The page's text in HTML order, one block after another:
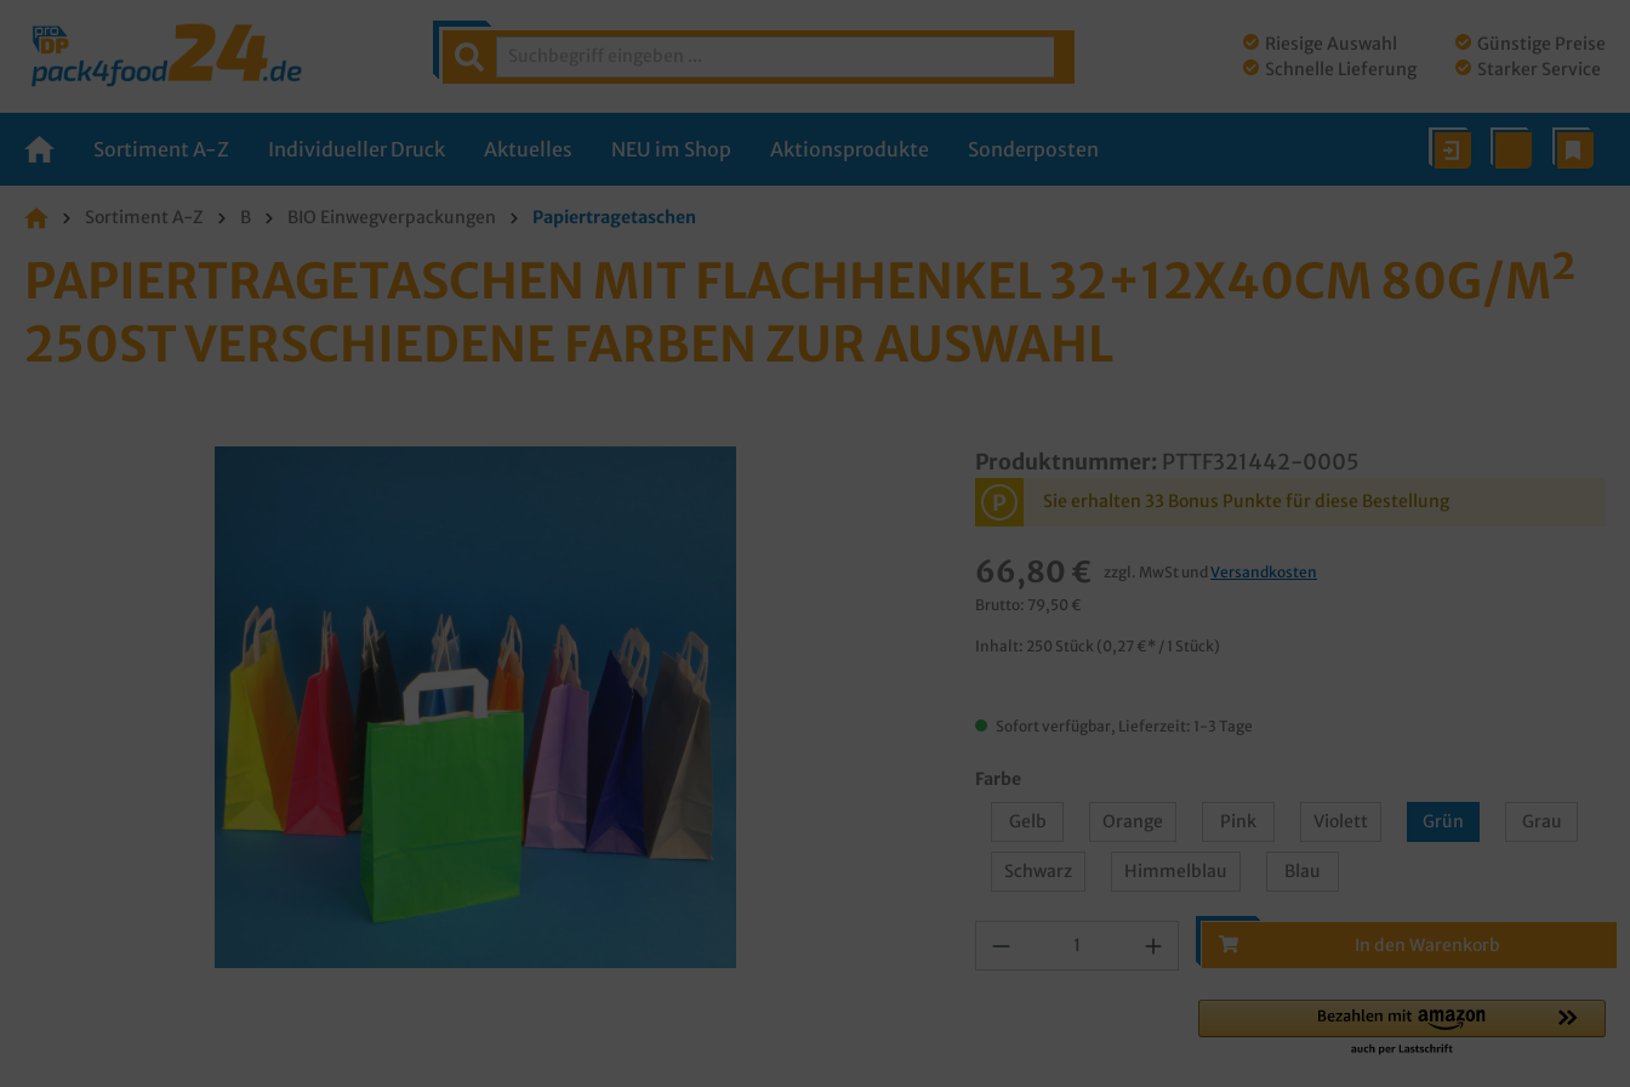
Riesige Auswahl
Schnelle Lieferung
Günstige Preise
Starker Service
Sortiment A-Z Individueller Druck Aktuelles NEU im Shop Aktionsprodukte Sonderposten
Sortiment A-Z B BIO Einwegverpackungen Papiertragetaschen
PAPIERTRAGETASCHEN MIT FLACHHENKEL 32+12X40CM 80G/M²
250ST VERSCHIEDENE FARBEN ZUR AUSWAHL
Produktnummer: PTTF321442-0005
P Sie erhalten 33 Bonus Punkte für diese Bestellung
66,80 € zzgl. MwSt und Versandkosten
Brutto: 79,50 €
Inhalt: 250 Stück (0,27 €* / 1 Stück)
Sofort verfügbar, Lieferzeit: 1-3 Tage
Farbe
Gelb
Orange Pink Violett Grün Grau
Schwarz Himmelblau Blau
In den Warenkorb